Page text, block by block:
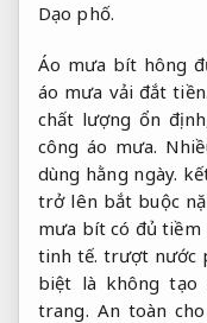
Dạo phố.
Áo mưa bít hông
áo mưa vải đắt
chất lượng ổn
công áo mưa.
dùng hằng ngày.
trở lên bắt buộc
mưa bít có đủ tiềm
tinh tế. trượt nước
biệt là không tạo
trang. An toàn